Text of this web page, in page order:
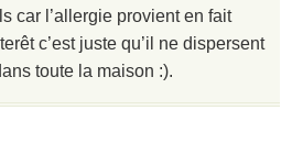
car l’allergie provient en fait
c’est juste qu’il ne dispersent
toute la maison :).